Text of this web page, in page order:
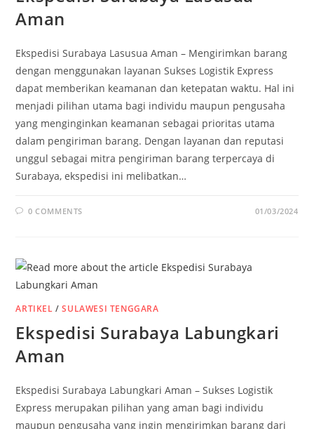
Aman
Ekspedisi Surabaya Lasusua Aman – Mengirimkan barang
dengan menggunakan layanan Sukses Logistik Express
dapat memberikan keamanan dan ketepatan waktu. Hal ini
menjadi pilihan utama bagi individu maupun pengusaha
yang menginginkan keamanan sebagai prioritas utama
dalam pengiriman barang. Dengan layanan dan reputasi
unggul sebagai mitra pengiriman barang terpercaya di
Surabaya, ekspedisi ini melibatkan…
0 COMMENTS 01/03/2024
ARTIKEL /SULAWESI TENGGARA
Ekspedisi Surabaya Labungkari
Aman
Ekspedisi Surabaya Labungkari Aman – Sukses Logistik
Express merupakan pilihan yang aman bagi individu
maupun pengusaha yang ingin mengirimkan barang dari